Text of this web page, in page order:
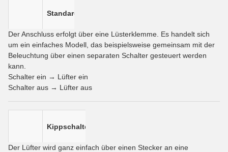
Standard
Der Anschluss erfolgt über eine Lüsterklemme. Es handelt sich
um ein einfaches Modell, das beispielsweise gemeinsam mit der
Beleuchtung über einen separaten Schalter gesteuert werden
kann.
Schalter ein → Lüfter ein
Schalter aus → Lüfter aus
Kippschalter
Der Lüfter wird ganz einfach über einen Stecker an eine